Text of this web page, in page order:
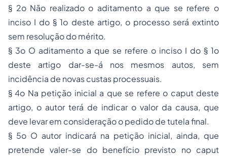
§ 2o Não realizado o aditamento a que se refere o
inciso I do § 1o deste artigo, o processo será extinto
sem resolução do mérito.
§ 3o O aditamento a que se refere o inciso I do § 1o
deste artigo dar-se-á nos mesmos autos, sem
incidência de novas custas processuais.
§ 4o Na petição inicial a que se refere o caput deste
artigo, o autor terá de indicar o valor da causa, que
deve levar em consideração o pedido de tutela final.
§ 5o O autor indicará na petição inicial, ainda, que
pretende valer-se do benefício previsto no caput